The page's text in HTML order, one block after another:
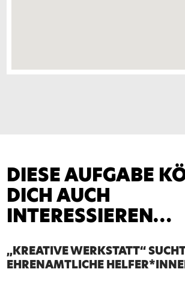
DIESE AUFGABE
DICH AUCH
INTERESSIEREN…
„KREATIVE WERKSTATT“
EHRENAMTLICHE